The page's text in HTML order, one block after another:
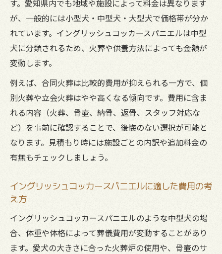
す。愛知県内でも地域や施設によって料金は異なります
が、一般的には小型犬・中型犬・大型犬で価格帯が分か
れています。イングリッシュコッカースパニエルは中型
犬に分類されるため、火葬や供養方法によっても金額が
変動します。
例えば、合同火葬は比較的費用が抑えられる一方で、個
別火葬や立会火葬はやや高くなる傾向です。費用に含ま
れる内容（火葬、骨壷、納骨、返骨、スタッフ対応な
ど）を事前に確認することで、後悔のない選択が可能と
なります。見積もり時には施設ごとの内訳や追加料金の
有無もチェックしましょう。
イングリッシュコッカースパニエルに適した費用の考
え方
イングリッシュコッカースパニエルのような中型犬の場
合、体重や体格によって葬儀費用が変動することがあり
ます。愛犬の大きさに合った火葬炉の使用や、骨壷のサ